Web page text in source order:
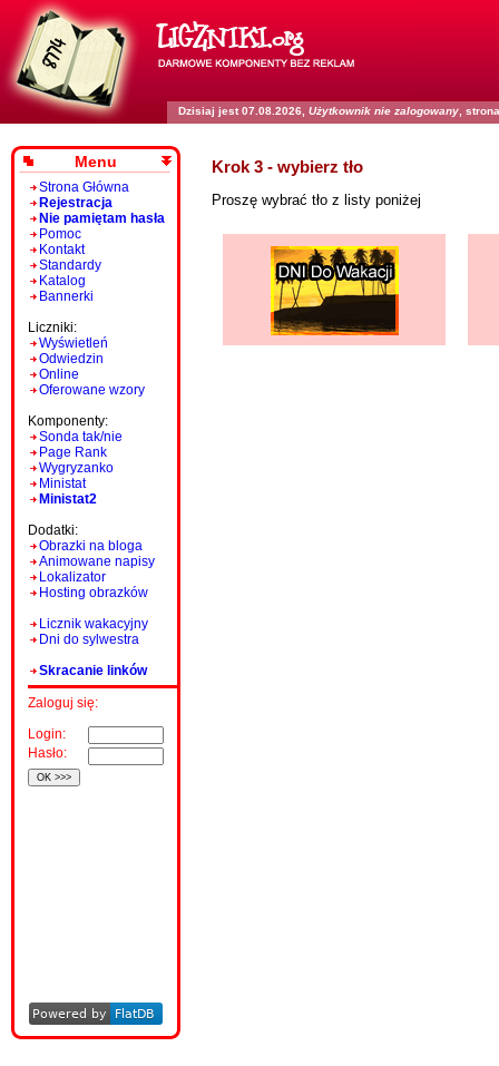
Dzisiaj jest 07.08.2026, Użytkownik nie zalogowany ,
Menu
Strona Główna
Rejestracja
Nie pamiętam hasła
Pomoc
Kontakt
Standardy
Katalog
Bannerki
Liczniki:
Wyświetleń
Odwiedzin
Online
Oferowane wzory
Komponenty:
Sonda tak/nie
Page Rank
Wygryzanko
Ministat
Ministat2
Dodatki:
Obrazki na bloga
Animowane napisy
Lokalizator
Hosting obrazków
Licznik wakacyjny
Dni do sylwestra
Skracanie linków
Zaloguj się:
Login:
Hasło:
Krok 3 - wybierz tło
Proszę wybrać tło z listy poniżej